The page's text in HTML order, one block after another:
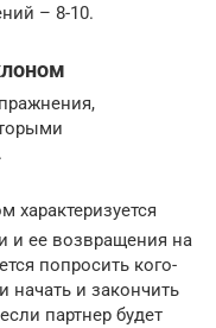
– 8-10.
и ее возвращения на
попросить кого-
начать и закончить
партнер будет